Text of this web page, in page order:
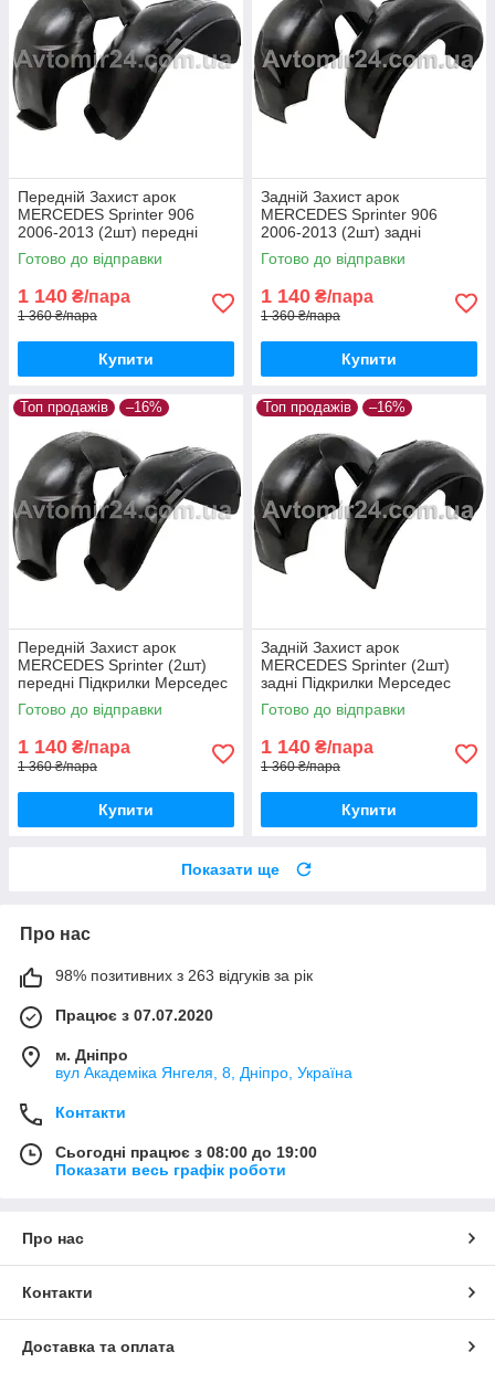
Передній Захист арок
MERCEDES Sprinter 906
2006-2013 (2шт) передні
Підкрилки Мерседес
Спрінтер 906 пара передніх
Готово до відправки
1 140 ₴/пара
1 360 ₴/пара
Купити
Задній Захист арок
MERCEDES Sprinter 906
2006-2013 (2шт) задні
Підкрилки Мерседес
Спринтер 906 пара задніх
Готово до відправки
1 140 ₴/пара
1 360 ₴/пара
Купити
Топ продажів –16%
Передній Захист арок
MERCEDES Sprinter (2шт)
передні Підкрилки Мерседес
Спрінтер пара передніх
Готово до відправки
1 140 ₴/пара
1 360 ₴/пара
Купити
Топ продажів –16%
Задній Захист арок
MERCEDES Sprinter (2шт)
задні Підкрилки Мерседес
Спринтер пара задніх
Готово до відправки
1 140 ₴/пара
1 360 ₴/пара
Купити
Показати ще
Про нас
98% позитивних з 263 відгуків за рік
Працює з 07.07.2020
м. Дніпро
вул Академіка Янгеля, 8, Дніпро, Україна
Контакти
Сьогодні працює з 08:00 до 19:00
Показати весь графік роботи
Про нас
Контакти
Доставка та оплата